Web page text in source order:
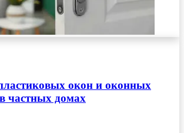
окон и оконных
частных домах